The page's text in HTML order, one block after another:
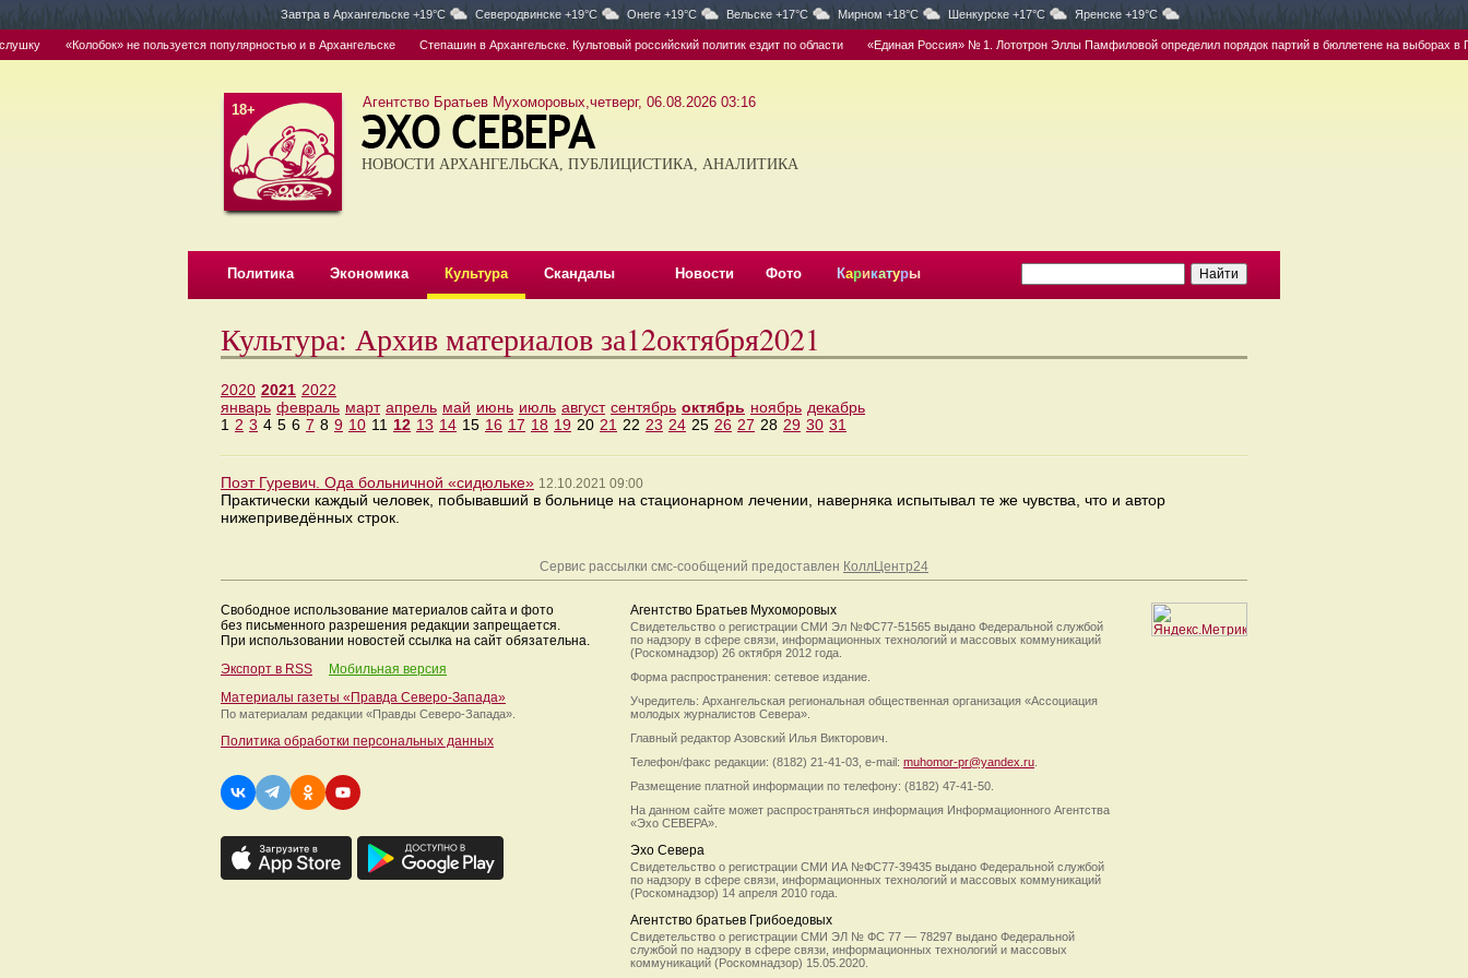
Завтра в Архангельске +19°C Северодвинске +19°C Онеге +19°C Вельске +17°C Мирном +18°C Шенкурске +17°C Яренске +19°C
«Колобок» не пользуется популярностью и в Архангельске Степашин в Архангельске. Культовый российский политик ездит по области «Единая Россия» № 1. Лототрон Эллы Памфиловой определил порядок партий в бюллетене на выборах в ГД
18+ Агентство Братьев Мухоморовых,четверг, 06.08.2026 03:16
НОВОСТИ АРХАНГЕЛЬСКА, ПУБЛИЦИСТИКА, АНАЛИТИКА
Политика Экономика Культура Скандалы Новости Фото Карикатуры
Культура: Архив материалов за12октября2021
2020 2021 2022
январь февраль март апрель май июнь июль август сентябрь октябрь ноябрь декабрь
1 2 3 4 5 6 7 8 9 10 11 12 13 14 15 16 17 18 19 20 21 22 23 24 25 26 27 28 29 30 31
Поэт Гуревич. Ода больничной «сидюльке» 12.10.2021 09:00
Практически каждый человек, побывавший в больнице на стационарном лечении, наверняка испытывал те же чувства, что и автор
нижеприведённых строк.
Сервис рассылки смс-сообщений предоставлен КоллЦентр24
Свободное использование материалов сайта и фото
без письменного разрешения редакции запрещается.
При использовании новостей ссылка на сайт обязательна.
Экспорт в RSS
Мобильная версия
Материалы газеты «Правда Северо-Запада»
По материалам редакции «Правды Северо-Запада».
Политика обработки персональных данных
Агентство Братьев Мухоморовых
Свидетельство о регистрации СМИ Эл №ФС77-51565 выдано Федеральной службой
по надзору в сфере связи, информационных технологий и массовых коммуникаций
(Роскомнадзор) 26 октября 2012 года.
Форма распространения: сетевое издание.
Учредитель: Архангельская региональная общественная организация «Ассоциация
молодых журналистов Севера».
Главный редактор Азовский Илья Викторович.
Телефон/факс редакции: (8182) 21-41-03, e-mail: muhomor-pr@yandex.ru
Размещение платной информации по телефону: (8182) 47-41-50.
На данном сайте может распространяться информация Информационного Агентства
«Эхо СЕВЕРА».
Эхо Севера
Свидетельство о регистрации СМИ ИА №ФС77-39435 выдано Федеральной службой
по надзору в сфере связи, информационных технологий и массовых коммуникаций
(Роскомнадзор) 14 апреля 2010 года.
Агентство братьев Грибоедовых
Свидетельство о регистрации СМИ ЭЛ № ФС 77 — 78297 выдано Федеральной
службой по надзору в сфере связи, информационных технологий и массовых
коммуникаций (Роскомнадзор) 15.05.2020.